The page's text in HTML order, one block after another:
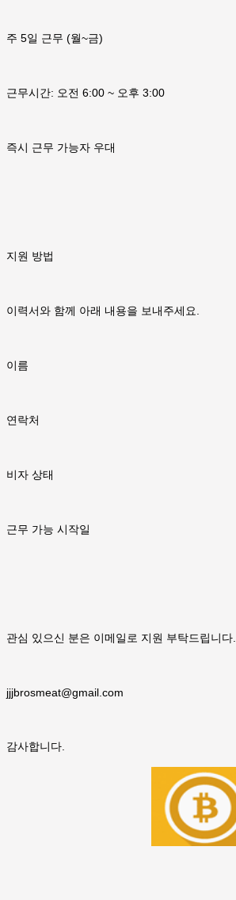
주 5일 근무 (월~금)
근무시간: 오전 6:00 ~ 오후 3:00
즉시 근무 가능자 우대
지원 방법
이력서와 함께 아래 내용을 보내주세요.
이름
연락처
비자 상태
근무 가능 시작일
관심 있으신 분은 이메일로 지원 부탁드립니다.
jjjbrosmeat@gmail.com
감사합니다.